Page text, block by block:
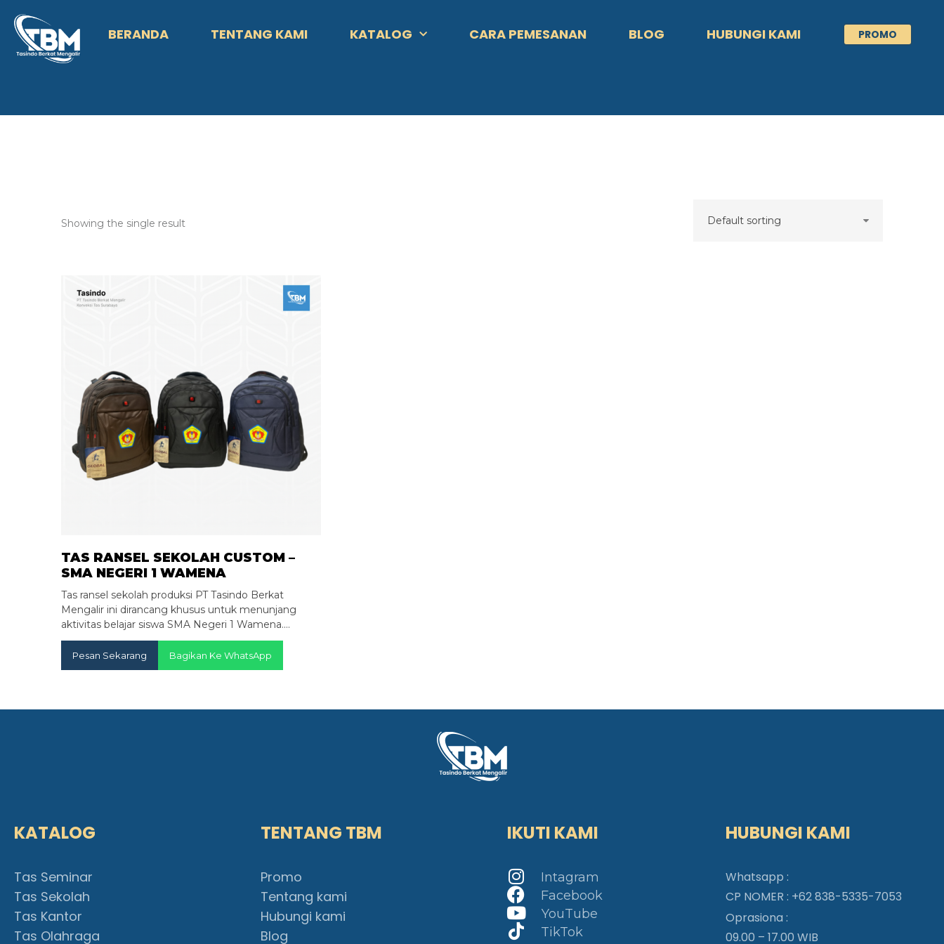
BERANDA TENTANG KAMI KATALOG CARA PEMESANAN BLOG HUBUNGI KAMI PROMO
Showing the single result
TAS RANSEL SEKOLAH CUSTOM –
SMA NEGERI 1 WAMENA
Tas ransel sekolah produksi PT Tasindo Berkat
Mengalir ini dirancang khusus untuk menunjang
aktivitas belajar siswa SMA Negeri 1 Wamena.…
Pesan Sekarang Bagikan Ke WhatsApp
KATALOG
Tas Seminar
Tas Sekolah
Tas Kantor
Tas Olahraga
TENTANG TBM
Promo
Tentang kami
Hubungi kami
Blog
IKUTI KAMI
Intagram
Facebook
YouTube
TikTok
HUBUNGI KAMI
Whatsapp :
CP NOMER : +62 838-5335-7053
Oprasiona :
09.00 – 17.00 WIB